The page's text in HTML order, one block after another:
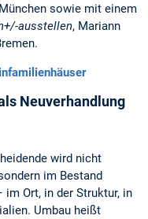
sowie mit einem
ausstellen, Mariann
Neuverhandlung
wird nicht
im Bestand
im Ort, in der Struktur, in
Umbau heißt